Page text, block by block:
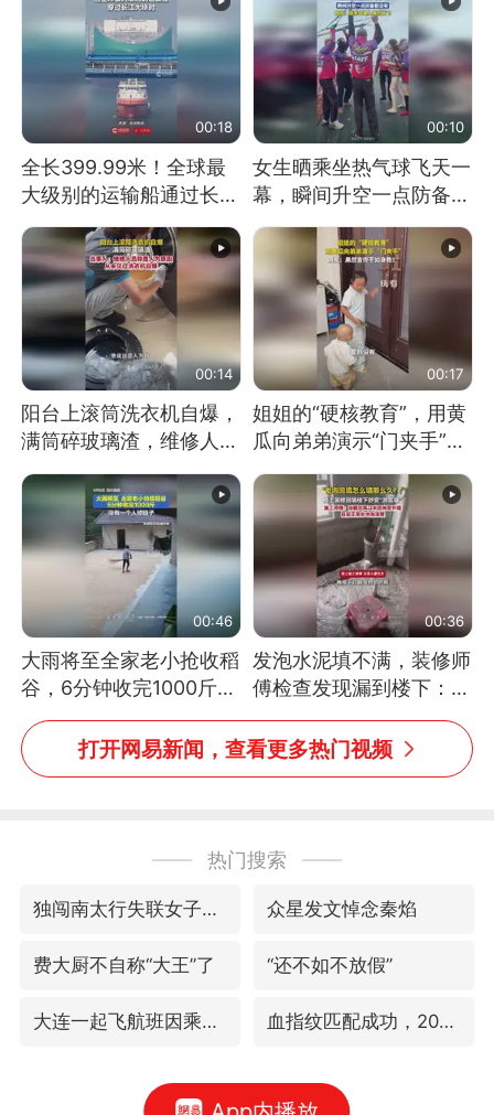
00:18
全长399.99米！全球最
大级别的运输船通过长江
大桥这一幕，太震撼了！
00:10
女生晒乘坐热气球飞天一
幕，瞬间升空一点防备都
没有
00:14
阳台上滚筒洗衣机自爆，
满筒碎玻璃渣，维修人员
称是人为原因，从未见过
洗衣机自爆
00:17
姐姐的“硬核教育”，用黄
瓜向弟弟演示“门夹手”，
网友：果然言传不如身
教！
00:46
大雨将至全家老小抢收稻
谷，6分钟收完1000斤，
没有一个人掉链子
00:36
发泡水泥填不满，装修师
傅检查发现漏到楼下：出
风口未延伸到外墙
打开网易新闻，查看更多热门视频
热门搜索
独闯南太行失联女子遗体已找到 众星发文悼念秦焰
费大厨不自称“大王”了 “还不如不放假”
大连一起飞航班因乘客可乐爆瓶折返 血指纹匹配成功，20年悬案告破！凶手被执行死刑